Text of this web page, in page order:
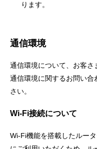
ります。
通信環境
通信環境について、お客さ
通信環境に関するお問い
さい。
Wi-Fi接続について
Wi-Fi機能を搭載したルー